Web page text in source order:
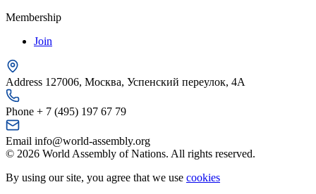
Membership
Join
Address 127006, Москва, Успенский переулок, 4А
Phone + 7 (495) 197 67 79
Email info@world-assembly.org
© 2026 World Assembly of Nations. All rights reserved.
By using our site, you agree that we use cookies